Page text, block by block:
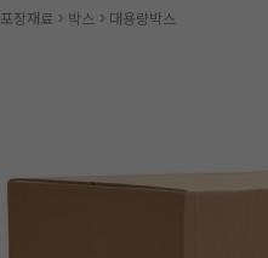
포장재료 > 박스 > 대용량박스